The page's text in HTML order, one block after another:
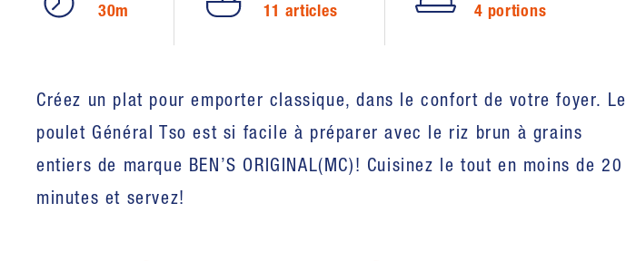
30m
11 articles
4 portions
Créez un plat pour emporter classique, dans le confort de votre foyer. Le
poulet Général Tso est si facile à préparer avec le riz brun à grains
entiers de marque BEN’S ORIGINAL(MC)! Cuisinez le tout en moins de 20
minutes et servez!